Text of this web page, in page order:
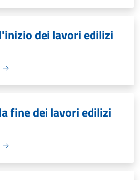
dei lavori edilizi
fine dei lavori edilizi